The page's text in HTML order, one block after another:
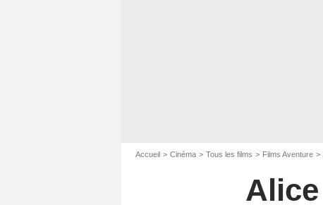
Accueil Cinéma Tous les films Films Aventure